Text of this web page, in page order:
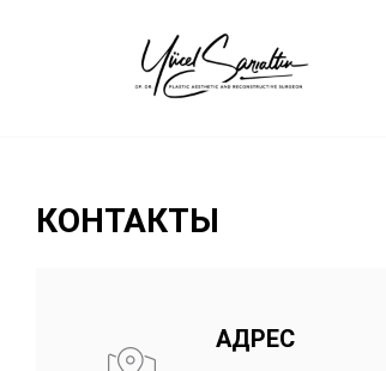
КОНТАКТЫ
АДРЕС